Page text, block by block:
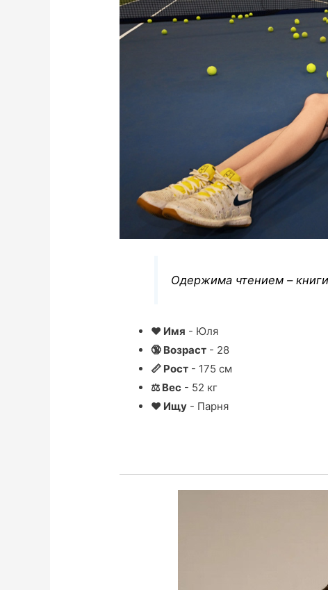
Одержима чтением –
❤ Имя - Юля
🔞 Возраст - 28
📏 Рост - 175 см
⚖ Вес - 52 кг
❤ Ищу - Парня